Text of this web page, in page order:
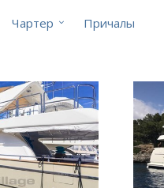
Чартер Причалы